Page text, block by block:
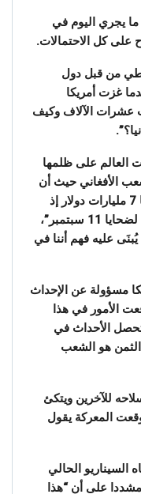
يجري اليوم في
على كل الاحتمالات.
من قبل دول
غزت أمريكا
عشرات الآلاف وكيف
العالم على ظلمها
الأفغاني حيث أن
البنك المركزي الأفغاني لديه في أمريكا 7 مليارات دولار إذ
اتخذ بايدن قرار بتقسيمها ووهب نصفها لضحايا 11 سبتمبر”،
عليه فهم أننا في
مسؤولة عن الإحداث
الأمور في هذا
الأحداث في
هو الشعب
للآخرين ويتكئ
المعركة يقول
الحالي
على أن “هذا